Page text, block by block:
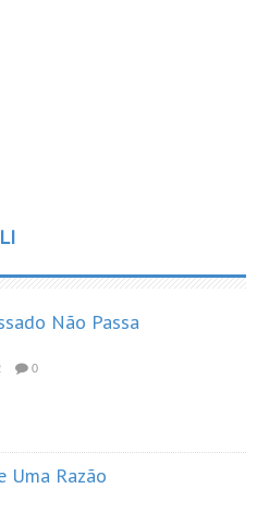
Não Passa
0
Uma Razão